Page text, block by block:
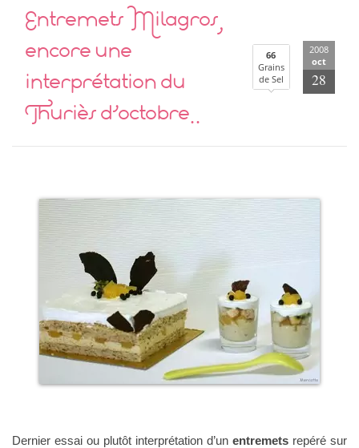
Entremets Milagros,
encore une
interprétation du
Thuriès d’octobre..
66
Grains
de Sel
2008
oct
28
Dernier essai ou plutôt interprétation d’un entremets repéré sur